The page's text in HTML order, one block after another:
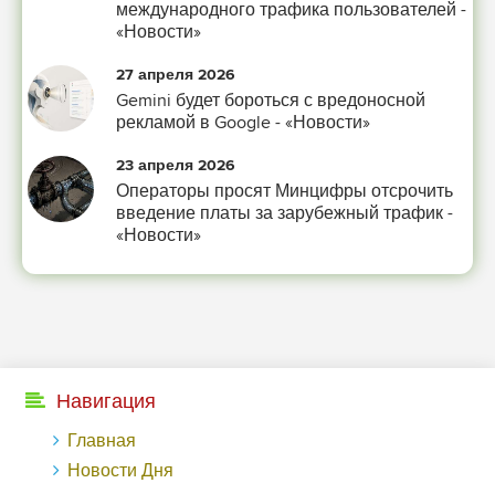
-- Самое большое богатство — это ум. Самая большая нищета — глупость.
-- Лучшее, что можно сделать с хорошим советом, это пропустить его мимо
ушей. Он никогда не бывает полезен никому, кроме того, кто его дал.
-- Люблю давать советы и очень не люблю, когда их дают мне.
международного трафика пользователей -
«Новости»
27 апреля 2026
Gemini будет бороться с вредоносной
рекламой в Google - «Новости»
23 апреля 2026
Операторы просят Минцифры отсрочить
введение платы за зарубежный трафик -
«Новости»
Навигация
Главная
Новости Дня